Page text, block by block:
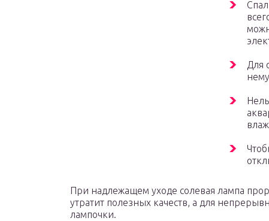
Для
При надлежащем уходе солевая лампа
утратит полезных качеств, а для
лампочки.